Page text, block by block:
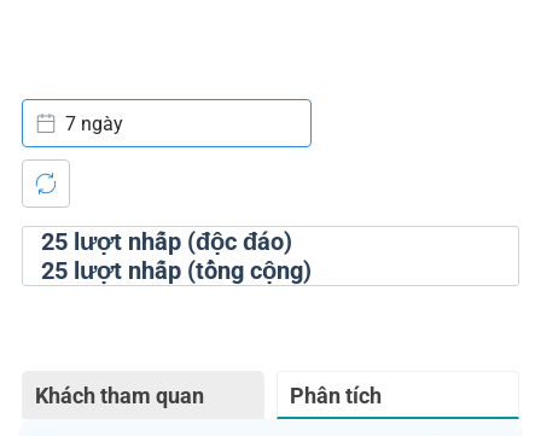
25lượt nhấp (độc đáo)
25lượt nhấp (tổng cộng)
7 ngày
Khách tham quan Phân tích